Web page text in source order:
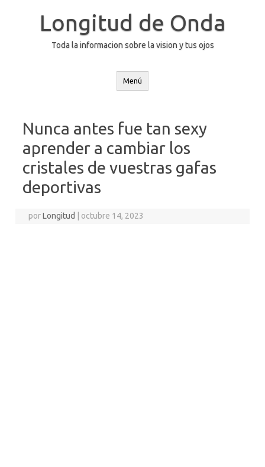
Longitud de Onda
Toda la informacion sobre la vision y tus ojos
Menú
Nunca antes fue tan sexy
aprender a cambiar los
cristales de vuestras gafas
deportivas
porLongitud octubre 14, 2023